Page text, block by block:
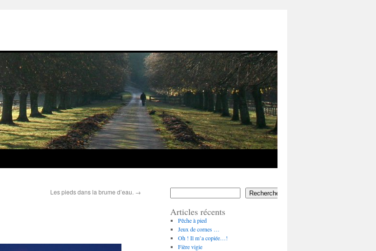
Les pieds dans la brume d’eau. → Rechercher
Articles récents
Pêche à pied
Jeux de cornes …
Oh ! Il m’a copiée…!
Fière vigie